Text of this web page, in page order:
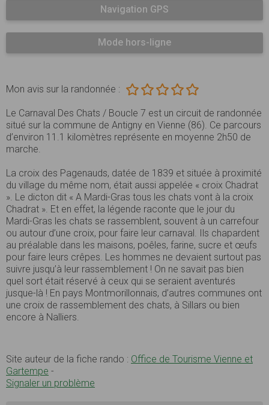
Navigation GPS
Mode hors-ligne
Mon avis sur la randonnée :
Le Carnaval Des Chats / Boucle 7 est un circuit de randonnée
situé sur la commune de Antigny en Vienne (86). Ce parcours
d’environ 11.1 kilomètres représente en moyenne 2h50 de
marche.
La croix des Pagenauds, datée de 1839 et située à proximité
du village du même nom, était aussi appelée « croix Chadrat
». Le dicton dit « A Mardi-Gras tous les chats vont à la croix
Chadrat ». Et en effet, la légende raconte que le jour du
Mardi-Gras les chats se rassemblent, souvent à un carrefour
ou autour d’une croix, pour faire leur carnaval. Ils chapardent
au préalable dans les maisons, poêles, farine, sucre et œufs
pour faire leurs crêpes. Les hommes ne devaient surtout pas
suivre jusqu’à leur rassemblement ! On ne savait pas bien
quel sort était réservé à ceux qui se seraient aventurés
jusque-là ! En pays Montmorillonnais, d’autres communes ont
une croix de rassemblement des chats, à Sillars ou bien
encore à Nalliers.
Site auteur de la fiche rando : Office de Tourisme Vienne et
Gartempe -
Signaler un problème